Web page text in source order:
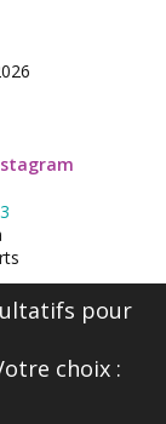
pour
choix :